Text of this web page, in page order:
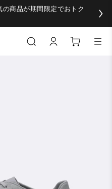
商品が期間限定でおトク